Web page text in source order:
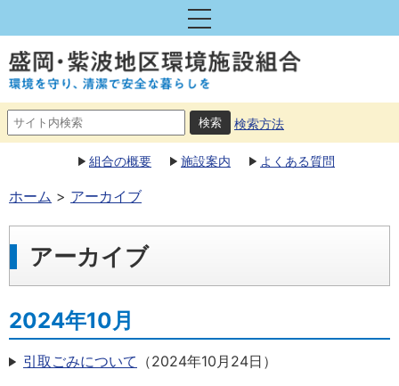
検索方法
組合の概要 施設案内 よくある質問
ホーム アーカイブ
アーカイブ
2024年10月
引取ごみについて （2024年10月24日 ）